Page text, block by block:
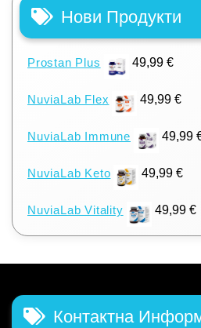
Нови Продукти
Prostan Plus 49,99 €
NuviaLab Flex 49,99€
NuviaLab Immune 49,99
NuviaLab Keto 49,99€
NuviaLab Vitality 49,99 €
Контактна